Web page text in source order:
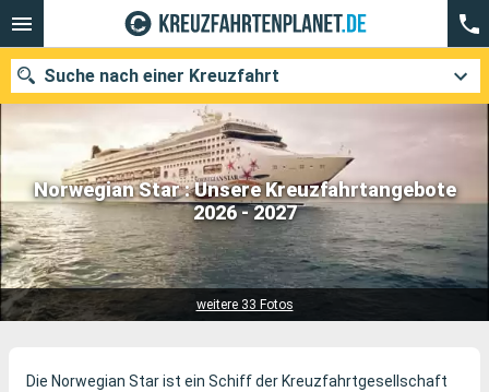
Norwegian Star : Unsere Kreuzfahrtangebote
2026 - 2027
49 Kreuzfahrten
weitere 33 Fotos
Suche nach einer Kreuzfahrt
Unsere Ziele
Abfahrtsmonat
Häfen
Die Norwegian Star ist ein Schiff der Kreuzfahrtgesellschaft